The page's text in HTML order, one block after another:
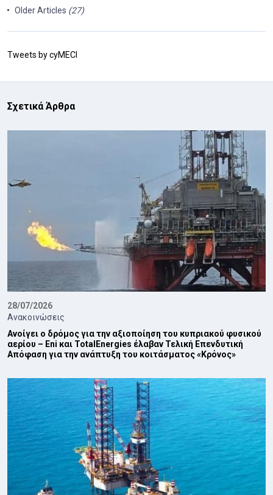
Older Articles (27)
Tweets by cyMECI
Σχετικά Άρθρα
28/07/2026
Ανακοινώσεις
Ανοίγει ο δρόμος για την αξιοποίηση του κυπριακού φυσικού
αερίου – Eni και TotalEnergies έλαβαν Τελική Επενδυτική
Απόφαση για την ανάπτυξη του κοιτάσματος «Κρόνος»